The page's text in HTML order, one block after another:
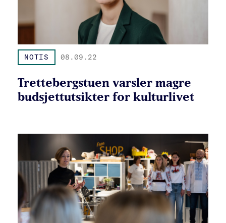
NOTIS 08.09.22
Trettebergstuen varsler magre
budsjettutsikter for kulturlivet